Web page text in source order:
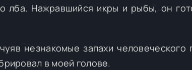
лба. Нажравшийся икры и рыбы, он
незнакомые запахи человеческого
в моей голове.